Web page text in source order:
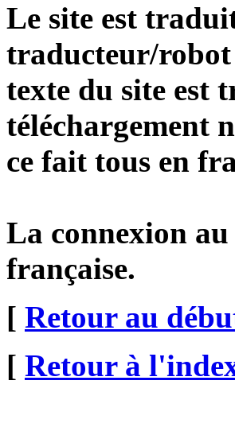
Le site est
traducteur/robot
texte du site est
téléchargement
ce fait tous en
La connexion
française.
[ Retour au
[ Retour à